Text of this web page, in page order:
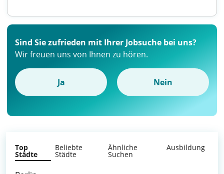
Sind Sie zufrieden mit Ihrer Jobsuche bei uns?
Wir freuen uns von Ihnen zu hören.
Ja Nein
Top
Städte
Beliebte
Städte
Ähnliche
Suchen
Ausbildung